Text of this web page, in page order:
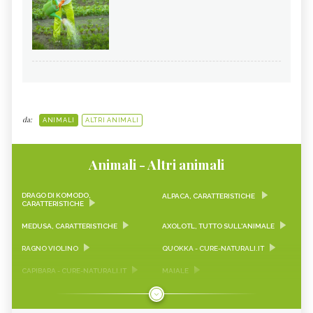
da: ANIMALI ALTRI ANIMALI
Animali - Altri animali
DRAGO DI KOMODO,
CARATTERISTICHE
ALPACA, CARATTERISTICHE
MEDUSA, CARATTERISTICHE AXOLOTL, TUTTO SULL'ANIMALE
RAGNO VIOLINO QUOKKA - CURE-NATURALI.IT
CAPIBARA - CURE-NATURALI.IT MAIALE
PINGUINO